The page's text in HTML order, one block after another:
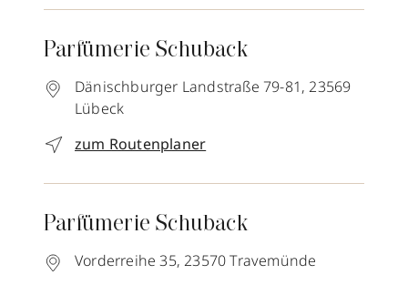
Parfümerie Schuback
Dänischburger Landstraße 79-81, 23569
Lübeck
zum Routenplaner
Parfümerie Schuback
Vorderreihe 35, 23570 Travemünde